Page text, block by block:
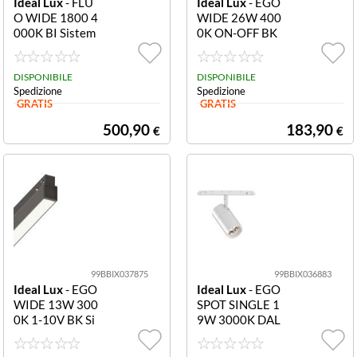
O WIDE 1800 4
000K BI Sistem
a lineare L 1805
x H 80 x P 50 m
m Sistema linea
re L 1805 x H 8
0 x P 50 mm
DISPONIBILE
Spedizione
GRATIS
500,90 €
WIDE 26W 400
0K ON-OFF BK
Sistema lineare
L 1124 x H 43 x
P 22 mm Sistem
a lineare L 1124
x H 43 x P 22 m
DISPONIBILE
Spedizione
GRATIS
183,90 €
99BBIX037875
Ideal Lux- EGO
WIDE 13W 300
0K 1-10V BK Si
stema lineare L
564 x H 43 x P 2
99BBIX036883
Ideal Lux- EGO
SPOT SINGLE 1
9W 3000K DAL
I BI Sistema line
are L 223 x H 1